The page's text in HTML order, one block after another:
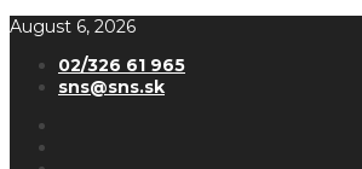
August 6, 2026
02/326 61 965
sns@sns.sk